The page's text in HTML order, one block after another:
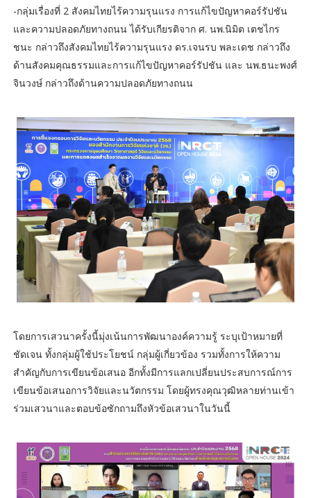
-กลุ่มเรื่องที่ 2 สังคมไทยไร้ความรุนแรง การแก้ไขปัญหาคอร์รัปชัน
และความปลอดภัยทางถนน ได้รับเกียรติจาก ศ. นพ.นิมิต เตชไกร
ชนะ กล่าวถึงสังคมไทยไร้ความรุนแรง ดร.เจนรบ พละเดช กล่าวถึง
ด้านสังคมคุณธรรมและการแก้ไขปัญหาคอร์รัปชัน และ นพ.ธนะพงศ์
จินวงษ์ กล่าวถึงด้านความปลอดภัยทางถนน
โดยการเสวนาครั้งนี้มุ่งเน้นการพัฒนาองค์ความรู้ ระบุเป้าหมายที่
ชัดเจน ทั้งกลุ่มผู้ใช้ประโยชน์ กลุ่มผู้เกี่ยวข้อง รวมทั้งการให้ความ
สำคัญกับการเขียนข้อเสนอ อีกทั้งมีการแลกเปลี่ยนประสบการณ์การ
เขียนข้อเสนอการวิจัยและนวัตกรรม โดยผู้ทรงคุณวุฒิหลายท่านเข้า
ร่วมเสวนาและตอบข้อซักถามถึงหัวข้อเสวนาในวันนี้